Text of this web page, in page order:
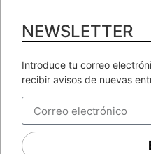
NEWSLETTER
Introduce tu correo
recibir avisos de nuevas